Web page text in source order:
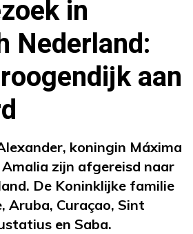
in
Nederland:
aan
koningin Máxima
zijn afgereisd naar
De Koninklijke familie
Aruba, Curaçao, Sint
en Saba.